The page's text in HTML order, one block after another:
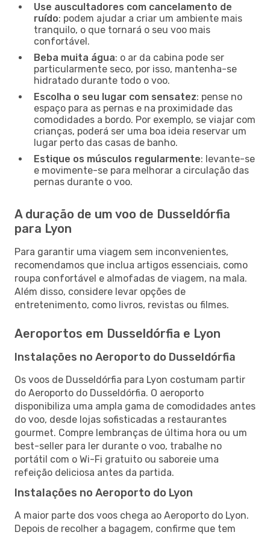
Use auscultadores com cancelamento de
ruído: podem ajudar a criar um ambiente mais
tranquilo, o que tornará o seu voo mais
confortável.
Beba muita água: o ar da cabina pode ser
particularmente seco, por isso, mantenha-se
hidratado durante todo o voo.
Escolha o seu lugar com sensatez: pense no
espaço para as pernas e na proximidade das
comodidades a bordo. Por exemplo, se viajar com
crianças, poderá ser uma boa ideia reservar um
lugar perto das casas de banho.
Estique os músculos regularmente: levante-se
e movimente-se para melhorar a circulação das
pernas durante o voo.
A duração de um voo de Dusseldórfia
para Lyon
Para garantir uma viagem sem inconvenientes,
recomendamos que inclua artigos essenciais, como
roupa confortável e almofadas de viagem, na mala.
Além disso, considere levar opções de
entretenimento, como livros, revistas ou filmes.
Aeroportos em Dusseldórfia e Lyon
Instalações no Aeroporto do Dusseldórfia
Os voos de Dusseldórfia para Lyon costumam partir
do Aeroporto do Dusseldórfia. O aeroporto
disponibiliza uma ampla gama de comodidades antes
do voo, desde lojas sofisticadas a restaurantes
gourmet. Compre lembranças de última hora ou um
best-seller para ler durante o voo, trabalhe no
portátil com o Wi-Fi gratuito ou saboreie uma
refeição deliciosa antes da partida.
Instalações no Aeroporto do Lyon
A maior parte dos voos chega ao Aeroporto do Lyon.
Depois de recolher a bagagem, confirme que tem